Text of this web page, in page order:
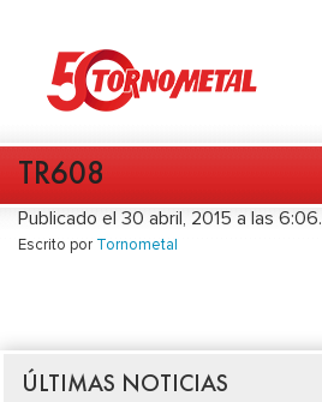
TR608
Publicado el 30 abril, 2015 a las 6:06.
Escrito por Tornometal
ÚLTIMAS NOTICIAS